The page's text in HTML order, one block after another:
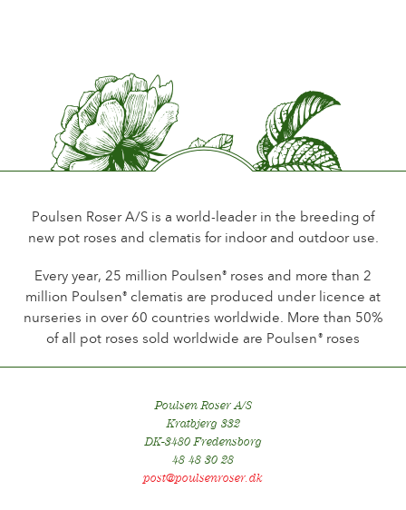
Poulsen Roser A/S is a world-leader in the breeding of
new pot roses and clematis for indoor and outdoor use.
Every year, 25 million Poulsen® roses and more than 2
million Poulsen® clematis are produced under licence at
nurseries in over 60 countries worldwide. More than 50%
of all pot roses sold worldwide are Poulsen®roses
Poulsen Roser A/S
Kratbjerg 332
DK-3480 Fredensborg
48 48 30 28
post@poulsenroser.dk